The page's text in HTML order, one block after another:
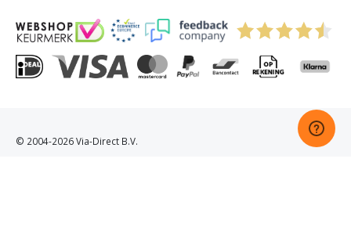
© 2004-2026 Via-Direct B.V.